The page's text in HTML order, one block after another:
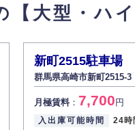
【大型・ハ
新町2515駐車場
群馬県高崎市新町2515-3
月極賃料： 7,700円
入出庫可能時間
24時